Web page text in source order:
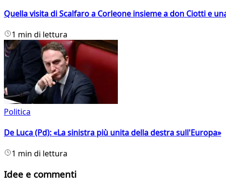
Quella visita di Scalfaro a Corleone insieme a don Ciotti e
1 min di lettura
Politica
De Luca (Pd): «La sinistra più unita della destra sull'Europa»
1 min di lettura
Idee e commenti